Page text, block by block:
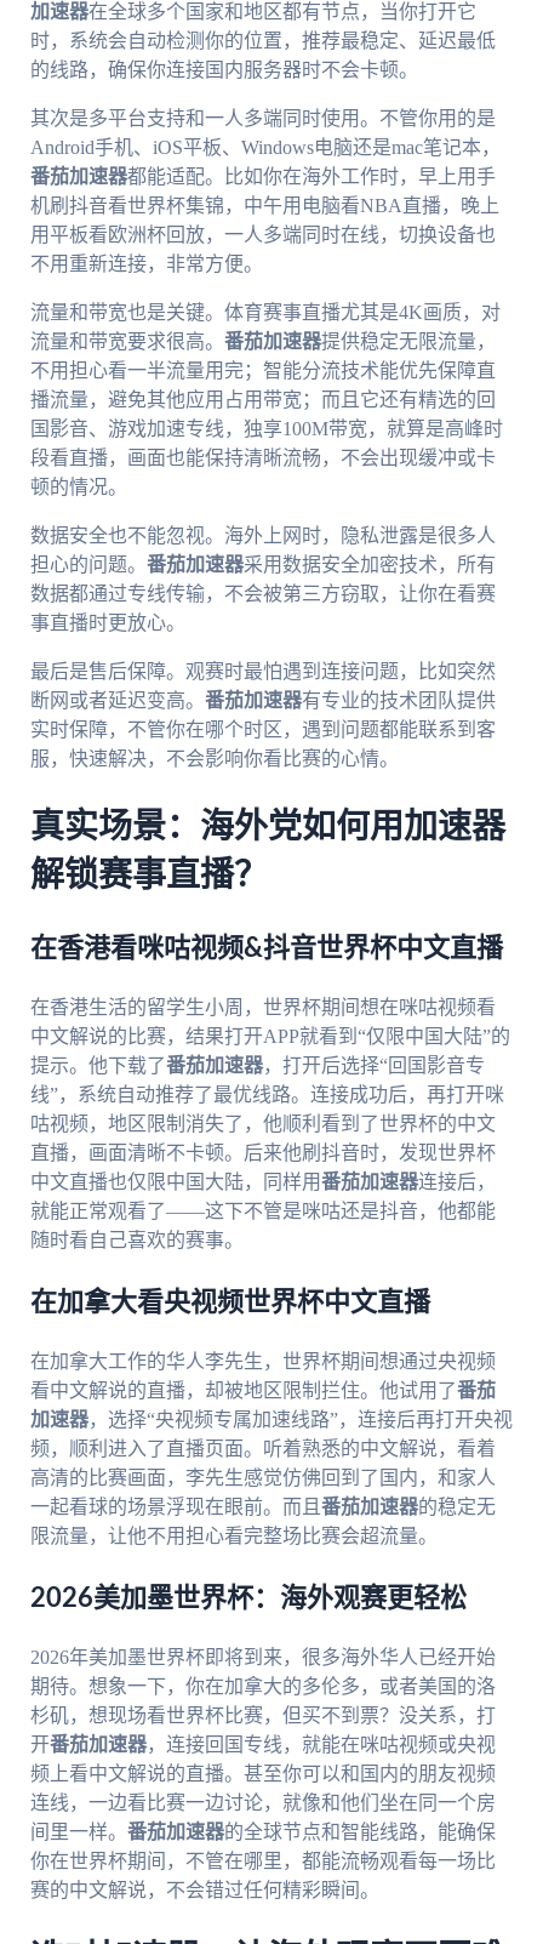
加速器在全球多个国家和地区都有节点，当你打开它
时，系统会自动检测你的位置，推荐最稳定、延迟最低
的线路，确保你连接国内服务器时不会卡顿。
其次是多平台支持和一人多端同时使用。不管你用的是
Android手机、iOS平板、Windows电脑还是mac笔记本，
番茄加速器都能适配。比如你在海外工作时，早上用手
机刷抖音看世界杯集锦，中午用电脑看NBA直播，晚上
用平板看欧洲杯回放，一人多端同时在线，切换设备也
不用重新连接，非常方便。
流量和带宽也是关键。体育赛事直播尤其是4K画质，对
流量和带宽要求很高。 番茄加速器提供稳定无限流量，
不用担心看一半流量用完；智能分流技术能优先保障直
播流量，避免其他应用占用带宽；而且它还有精选的回
国影音、游戏加速专线，独享100M带宽，就算是高峰时
段看直播，画面也能保持清晰流畅，不会出现缓冲或卡
顿的情况。
数据安全也不能忽视。海外上网时，隐私泄露是很多人
担心的问题。 番茄加速器采用数据安全加密技术，所有
数据都通过专线传输，不会被第三方窃取，让你在看赛
事直播时更放心。
最后是售后保障。观赛时最怕遇到连接问题，比如突然
断网或者延迟变高。 番茄加速器有专业的技术团队提供
实时保障，不管你在哪个时区，遇到问题都能联系到客
服，快速解决，不会影响你看比赛的心情。
真实场景：海外党如何用加速器
解锁赛事直播？
在香港看咪咕视频&抖音世界杯中文直播
在香港生活的留学生小周，世界杯期间想在咪咕视频看
中文解说的比赛，结果打开APP就看到“仅限中国大陆”的
提示。他下载了番茄加速器，打开后选择“回国影音专
线”，系统自动推荐了最优线路。连接成功后，再打开咪
咕视频，地区限制消失了，他顺利看到了世界杯的中文
直播，画面清晰不卡顿。后来他刷抖音时，发现世界杯
中文直播也仅限中国大陆，同样用番茄加速器连接后，
就能正常观看了——这下不管是咪咕还是抖音，他都能
随时看自己喜欢的赛事。
在加拿大看央视频世界杯中文直播
在加拿大工作的华人李先生，世界杯期间想通过央视频
看中文解说的直播，却被地区限制拦住。他试用了番茄
加速器，选择“央视频专属加速线路”，连接后再打开央视
频，顺利进入了直播页面。听着熟悉的中文解说，看着
高清的比赛画面，李先生感觉仿佛回到了国内，和家人
一起看球的场景浮现在眼前。而且 番茄加速器的稳定无
限流量，让他不用担心看完整场比赛会超流量。
2026美加墨世界杯：海外观赛更轻松
2026年美加墨世界杯即将到来，很多海外华人已经开始
期待。想象一下，你在加拿大的多伦多，或者美国的洛
杉矶，想现场看世界杯比赛，但买不到票？没关系，打
开番茄加速器，连接回国专线，就能在咪咕视频或央视
频上看中文解说的直播。甚至你可以和国内的朋友视频
连线，一边看比赛一边讨论，就像和他们坐在同一个房
间里一样。 番茄加速器的全球节点和智能线路，能确保
你在世界杯期间，不管在哪里，都能流畅观看每一场比
赛的中文解说，不会错过任何精彩瞬间。